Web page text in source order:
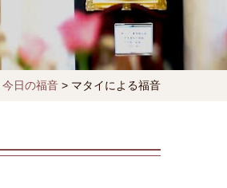
今日の福音> マタイによる福音